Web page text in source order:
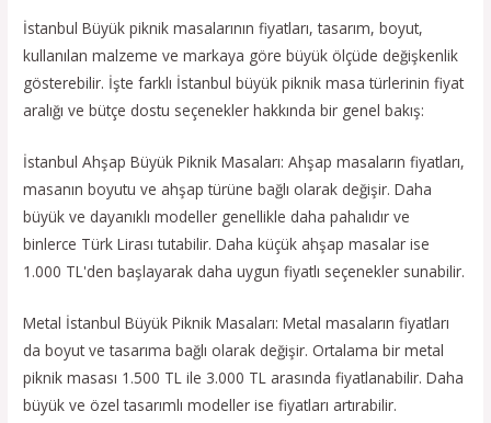
İstanbul Büyük piknik masalarının fiyatları, tasarım, boyut,
kullanılan malzeme ve markaya göre büyük ölçüde değişkenlik
gösterebilir. İşte farklı İstanbul büyük piknik masa türlerinin fiyat
aralığı ve bütçe dostu seçenekler hakkında bir genel bakış:
İstanbul Ahşap Büyük Piknik Masaları: Ahşap masaların fiyatları,
masanın boyutu ve ahşap türüne bağlı olarak değişir. Daha
büyük ve dayanıklı modeller genellikle daha pahalıdır ve
binlerce Türk Lirası tutabilir. Daha küçük ahşap masalar ise
1.000 TL'den başlayarak daha uygun fiyatlı seçenekler sunabilir.
Metal İstanbul Büyük Piknik Masaları: Metal masaların fiyatları
da boyut ve tasarıma bağlı olarak değişir. Ortalama bir metal
piknik masası 1.500 TL ile 3.000 TL arasında fiyatlanabilir. Daha
büyük ve özel tasarımlı modeller ise fiyatları artırabilir.